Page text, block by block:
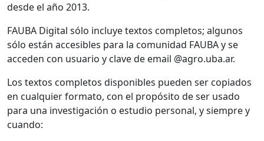
desde el año 2013.
FAUBA Digital sólo incluye textos completos; algunos
sólo están accesibles para la comunidad FAUBA y se
acceden con usuario y clave de email @agro.uba.ar.
Los textos completos disponibles pueden ser copiados
en cualquier formato, con el propósito de ser usado
para una investigación o estudio personal, y siempre y
cuando: